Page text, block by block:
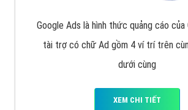
Google Ads là hình thức quảng cáo
tài trợ có chữ Ad gồm 4 ví trí trên
dưới cùng
XEM CHI TIẾT